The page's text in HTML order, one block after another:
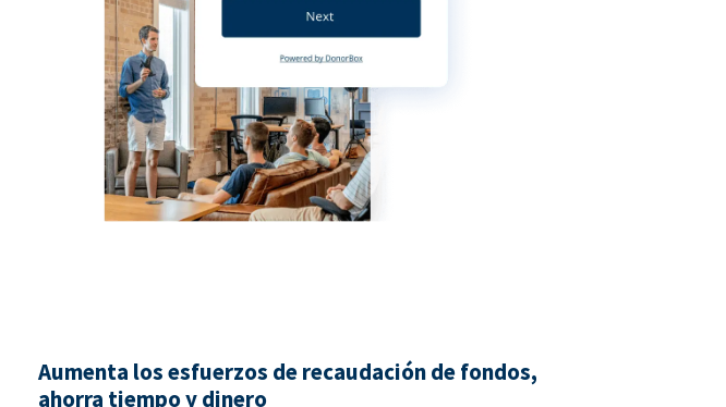
Aumenta los esfuerzos de recaudación de fondos,
ahorra tiempo y dinero